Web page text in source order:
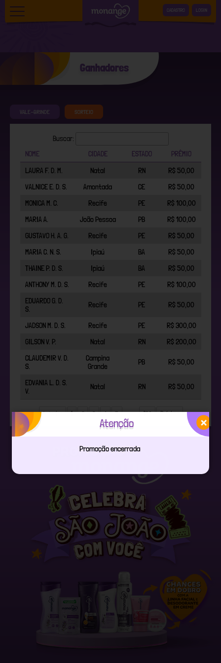
Como participar
Ganhadores
Dúvidas
Política de privacidade
CADASTRO LOGIN
Ganhadores
VALE-BRINDE SORTEIO
Buscar:
NOME
CIDADE ESTADO
PRÊMIO
LAURA F. D. M.
Natal RN
R$ 50,00
VALNICE E. D. S.
Amontada CE
R$ 50,00
MONICA M. C.
Recife PE
R$ 100,00
MARIA A.
João Pessoa PB
R$ 100,00
GUSTAVO H. A. G.
Recife PE
R$ 50,00
MARIA C. N. S.
Ipiaú BA
R$ 50,00
THAINE P. D. S.
Ipiaú BA
R$ 50,00
ANTHONY M. D. S.
Recife PE
R$ 100,00
EDUARDO G. D.
S.
Recife PE R$ 50,00
JADSON M. D. S. Recife PE
R$ 300,00
GILSON V. P.
Natal RN
R$ 200,00
CLAUDEMIR V. D.
S.
Campina
Grande
PB R$ 50,00
EDVANIA L. D. S.
V.
Natal RN R$ 50,00
Anterior 1 2 3 4 5 … 150 Próximo
Atenção
Promoção encerrada